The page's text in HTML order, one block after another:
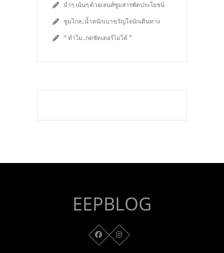
ฉ่ำๆ เน้นๆ ด้วยเลนส์ซูมสารพัดประโยชน์
ซูมไกล..น้ำหนักเบาขวัญใจนักเดินทาง
“ ทำไม..กดชัตเตอร์ไม่ได้ ”
EEPBLOG